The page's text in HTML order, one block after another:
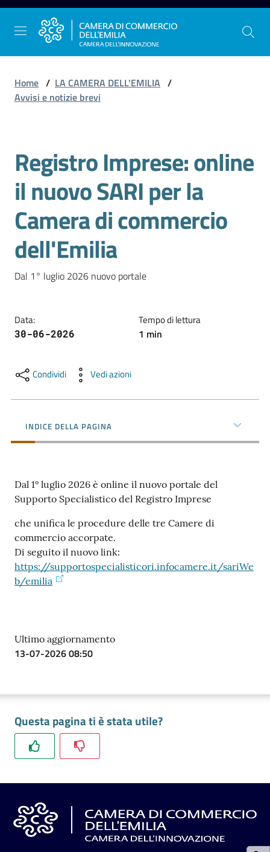
Vai al contenuto
Vai alla navigazione
Vai al footer
dell'Emilia
Gestire
l'impresa
Promuovere
l'impresa
territorio
Tutelare
l'Impresa
e
Consumatore
in
digitale
Prenotazioni
on line
Accedi
Home / LA CAMERA DELL'EMILIA /
Avvisi e notizie brevi
Salta al contenuto
Registro Imprese: online
il nuovo SARI per la
Camera di commercio
dell'Emilia
Dal 1° luglio 2026 nuovo portale
Data:
30-06-2026
Tempo di lettura
1 min
Condividi Vedi azioni
INDICE DELLA PAGINA
Dal 1° luglio 2026 è online il nuovo portale del
Supporto Specialistico del Registro Imprese
che unifica le procedure delle tre Camere di
commercio accorpate.
Di seguito il nuovo link:
https://supportospecialisticori.infocamere.it/sariWe
b/emilia
Ultimo aggiornamento
13-07-2026 08:50
Questa pagina ti è stata utile?